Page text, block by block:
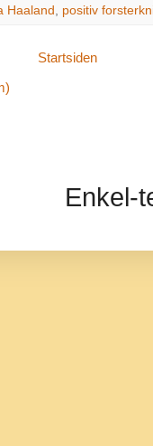
Haaland , positiv
Startsiden
Enkel-